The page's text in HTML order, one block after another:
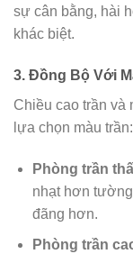
sự cân bằng, hài
khác biệt.
3. Đồng Bộ Với
Chiều cao trần và
lựa chọn màu trần:
Phòng trần
nhạt hơn
đãng hơn.
Phòng trần